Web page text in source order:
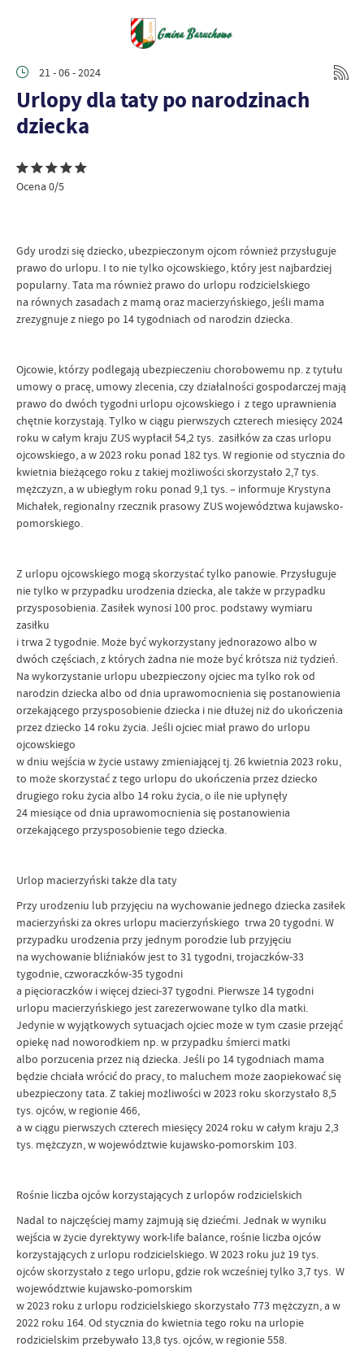
21 - 06 - 2024
Urlopy dla taty po narodzinach
dziecka
Ocena 0/5
Gdy urodzi się dziecko, ubezpieczonym ojcom również przysługuje
prawo do urlopu. I to nie tylko ojcowskiego, który jest najbardziej
popularny. Tata ma również prawo do urlopu rodzicielskiego
na równych zasadach z mamą oraz macierzyńskiego, jeśli mama
zrezygnuje z niego po 14 tygodniach od narodzin dziecka.
Ojcowie, którzy podlegają ubezpieczeniu chorobowemu np. z tytułu
umowy o pracę, umowy zlecenia, czy działalności gospodarczej mają
prawo do dwóch tygodni urlopu ojcowskiego i z tego uprawnienia
chętnie korzystają. Tylko w ciągu pierwszych czterech miesięcy 2024
roku w całym kraju ZUS wypłacił 54,2 tys. zasiłków za czas urlopu
ojcowskiego, a w 2023 roku ponad 182 tys. W regionie od stycznia do
kwietnia bieżącego roku z takiej możliwości skorzystało 2,7 tys.
mężczyzn, a w ubiegłym roku ponad 9,1 tys. – informuje Krystyna
Michałek, regionalny rzecznik prasowy ZUS województwa kujawsko-
pomorskiego.
Z urlopu ojcowskiego mogą skorzystać tylko panowie. Przysługuje
nie tylko w przypadku urodzenia dziecka, ale także w przypadku
przysposobienia. Zasiłek wynosi 100 proc. podstawy wymiaru
zasiłku
i trwa 2 tygodnie. Może być wykorzystany jednorazowo albo w
dwóch częściach, z których żadna nie może być krótsza niż tydzień.
Na wykorzystanie urlopu ubezpieczony ojciec ma tylko rok od
narodzin dziecka albo od dnia uprawomocnienia się postanowienia
orzekającego przysposobienie dziecka i nie dłużej niż do ukończenia
przez dziecko 14 roku życia. Jeśli ojciec miał prawo do urlopu
ojcowskiego
w dniu wejścia w życie ustawy zmieniającej tj. 26 kwietnia 2023 roku,
to może skorzystać z tego urlopu do ukończenia przez dziecko
drugiego roku życia albo 14 roku życia, o ile nie upłynęły
24 miesiące od dnia uprawomocnienia się postanowienia
orzekającego przysposobienie tego dziecka.
Urlop macierzyński także dla taty
Przy urodzeniu lub przyjęciu na wychowanie jednego dziecka zasiłek
macierzyński za okres urlopu macierzyńskiego trwa 20 tygodni. W
przypadku urodzenia przy jednym porodzie lub przyjęciu
na wychowanie bliźniaków jest to 31 tygodni, trojaczków-33
tygodnie, czworaczków-35 tygodni
a pięcioraczków i więcej dzieci-37 tygodni. Pierwsze 14 tygodni
urlopu macierzyńskiego jest zarezerwowane tylko dla matki.
Jedynie w wyjątkowych sytuacjach ojciec może w tym czasie przejąć
opiekę nad noworodkiem np. w przypadku śmierci matki
albo porzucenia przez nią dziecka. Jeśli po 14 tygodniach mama
będzie chciała wrócić do pracy, to maluchem może zaopiekować się
ubezpieczony tata. Z takiej możliwości w 2023 roku skorzystało 8,5
tys. ojców, w regionie 466,
a w ciągu pierwszych czterech miesięcy 2024 roku w całym kraju 2,3
tys. mężczyzn, w województwie kujawsko-pomorskim 103.
Rośnie liczba ojców korzystających z urlopów rodzicielskich
Nadal to najczęściej mamy zajmują się dziećmi. Jednak w wyniku
wejścia w życie dyrektywy work-life balance, rośnie liczba ojców
korzystających z urlopu rodzicielskiego. W 2023 roku już 19 tys.
ojców skorzystało z tego urlopu, gdzie rok wcześniej tylko 3,7 tys. W
województwie kujawsko-pomorskim
w 2023 roku z urlopu rodzicielskiego skorzystało 773 mężczyzn, a w
2022 roku 164. Od stycznia do kwietnia tego roku na urlopie
rodzicielskim przebywało 13,8 tys. ojców, w regionie 558.